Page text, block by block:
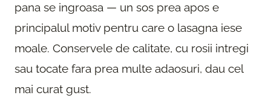
pana se ingroasa — un sos prea apos e
principalul motiv pentru care o lasagna iese
moale. Conservele de calitate, cu rosii intregi
sau tocate fara prea multe adaosuri, dau cel
mai curat gust.